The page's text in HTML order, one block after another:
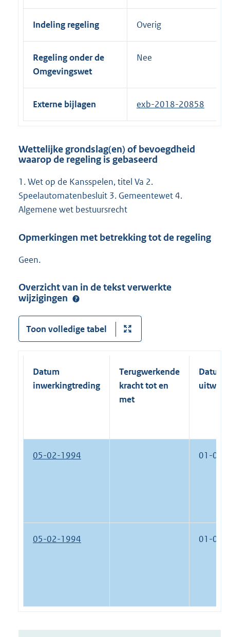
Indeling regeling Overig
Regeling onder de
Omgevingswet
Nee
Externe bijlagen exb-2018-20858
Wettelijke grondslag(en) of bevoegdheid
waarop de regeling is gebaseerd
1. Wet op de Kansspelen, titel Va 2.
Speelautomatenbesluit 3. Gemeentewet 4.
Algemene wet bestuursrecht
Opmerkingen met betrekking tot de regeling
Geen.
Overzicht van in de tekst verwerkte
wijzigingen
Toon volledige tabel
Datum
inwerkingtreding
Terugwerkende
kracht tot en
met
Datum
05-02-1994 01-01-
05-02-1994 01-01-